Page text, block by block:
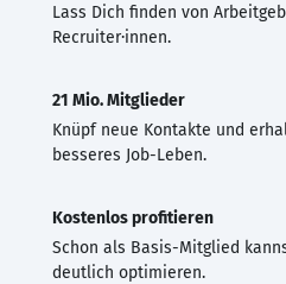
Lass Dich finden von
Recruiter·innen.
21 Mio. Mitglieder
Knüpf neue Kontakte und
besseres Job-Leben.
Kostenlos profitieren
Schon als Basis-Mitglied
deutlich optimieren.